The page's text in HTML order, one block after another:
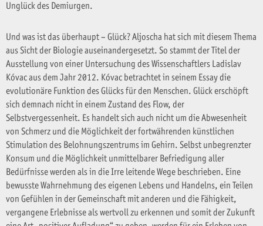
Unglück des Demiurgen.
Und was ist das überhaupt – Glück? Aljoscha hat sich mit diesem Thema
aus Sicht der Biologie auseinandergesetzt. So stammt der Titel der
Ausstellung von einer Untersuchung des Wissenschaftlers Ladislav
Kóvac aus dem Jahr 2012. Kóvac betrachtet in seinem Essay die
evolutionäre Funktion des Glücks für den Menschen. Glück erschöpft
sich demnach nicht in einem Zustand des Flow, der
Selbstvergessenheit. Es handelt sich auch nicht um die Abwesenheit
von Schmerz und die Möglichkeit der fortwährenden künstlichen
Stimulation des Belohnungszentrums im Gehirn. Selbst unbegrenzter
Konsum und die Möglichkeit unmittelbarer Befriedigung aller
Bedürfnisse werden als in die Irre leitende Wege beschrieben. Eine
bewusste Wahrnehmung des eigenen Lebens und Handelns, ein Teilen
von Gefühlen in der Gemeinschaft mit anderen und die Fähigkeit,
vergangene Erlebnisse als wertvoll zu erkennen und somit der Zukunft